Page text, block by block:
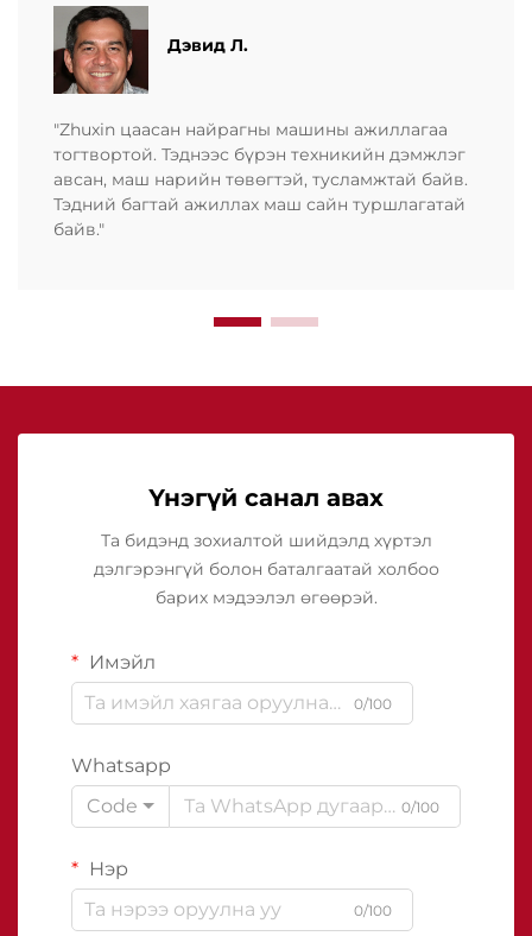
Дэвид Л.
"Zhuxin цаасан найрагны машины ажиллагаа
тогтвортой. Тэднээс бүрэн техникийн дэмжлэг
авсан, маш нарийн төвөгтэй, тусламжтай байв.
Тэдний багтай ажиллах маш сайн туршлагатай
байв."
Үнэгүй санал авах
Та бидэнд зохиалтой шийдэлд хүртэл
дэлгэрэнгүй болон баталгаатай холбоо
барих мэдээлэл өгөөрэй.
Имэйл
0/100
Whatsapp
Code
0/100
Нэр
0/100